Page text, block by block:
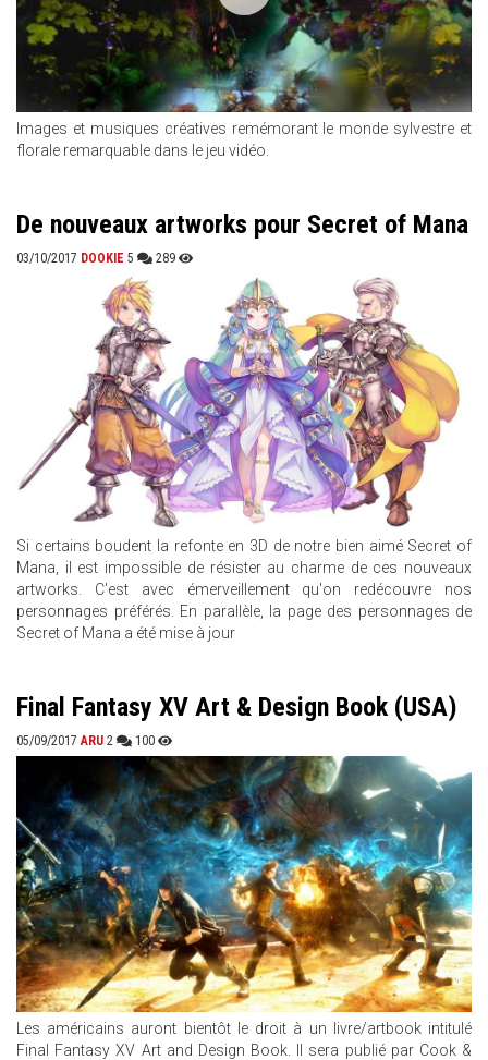
Images et musiques créatives remémorant le monde sylvestre et
florale remarquable dans le jeu vidéo.
De nouveaux artworks pour Secret of Mana
03/10/2017 DOOKIE 5 289
Si certains boudent la refonte en 3D de notre bien aimé Secret of
Mana, il est impossible de résister au charme de ces nouveaux
artworks. C'est avec émerveillement qu'on redécouvre nos
personnages préférés. En parallèle, la page des personnages de
Secret of Mana a été mise à jour
Final Fantasy XV Art & Design Book (USA)
05/09/2017 ARU 2 100
Les américains auront bientôt le droit à un livre/artbook intitulé
Final Fantasy XV Art and Design Book. Il sera publié par Cook &